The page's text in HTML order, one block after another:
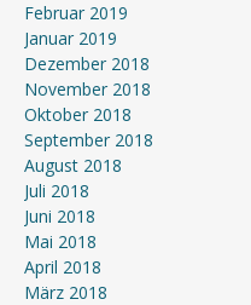
Februar 2019
Januar 2019
Dezember 2018
November 2018
Oktober 2018
September 2018
August 2018
Juli 2018
Juni 2018
Mai 2018
April 2018
März 2018